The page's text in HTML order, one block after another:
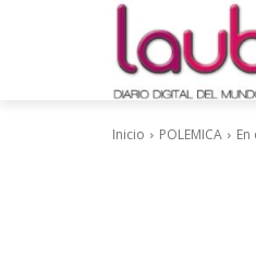
Inicio POLEMICA